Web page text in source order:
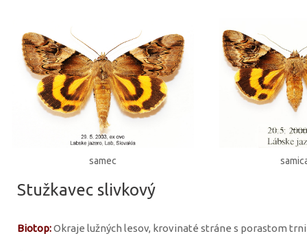
samec
Stužkavec slivkový
Biotop:Okraje lužných lesov, krovinaté stráne s porastom